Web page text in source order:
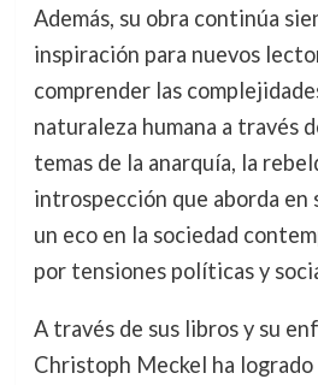
Además, su obra continúa
inspiración para nuevos
comprender las
naturaleza humana a través
temas de la anarquía, la
introspección que aborda en
un eco en la sociedad
por tensiones políticas y
A través de sus libros y su
Christoph Meckel ha logrado